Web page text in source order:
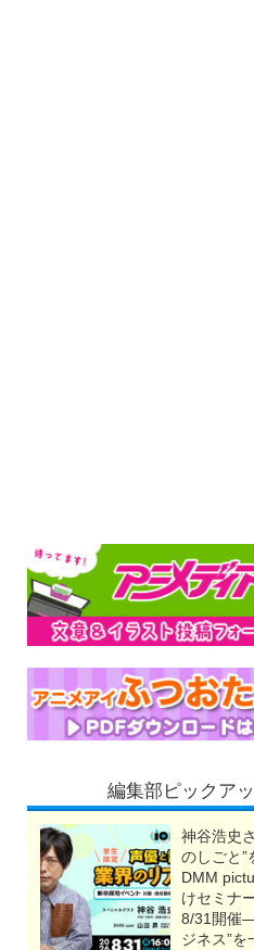
編集部ピックア
神谷浩史
のしごと”
DMM
けセミナ
8/31開催
ジネス”を